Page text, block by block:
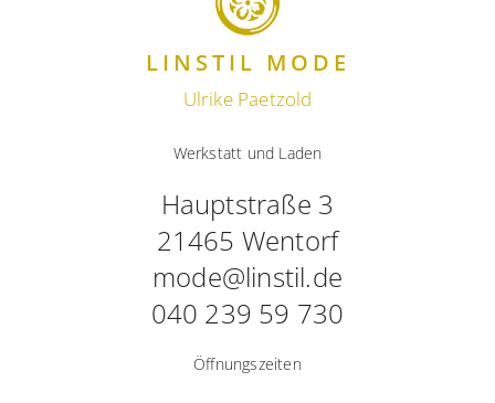
Werkstatt und Laden
Hauptstraße 3
21465 Wentorf
mode@linstil.de
040 239 59 730
LINSTIL MODE
Ulrike Paetzold
Öffnungszeiten